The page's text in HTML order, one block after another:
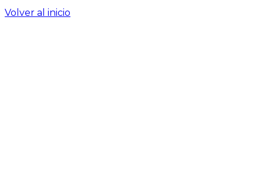
Volver al inicio